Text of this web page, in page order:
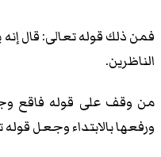
فمن ذلك قوله تعالى: قال إنه
الناظرين.
من وقف على قوله فاقع
ورفعها بالابتداء وجعل قوله